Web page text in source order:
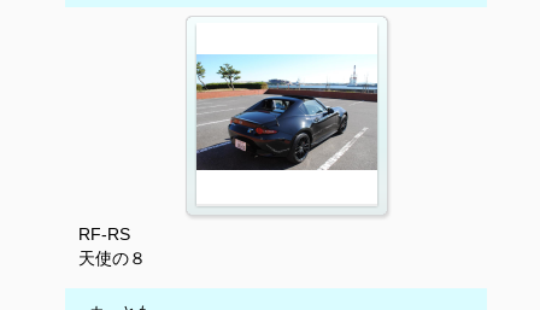
RF-RS
天使の８